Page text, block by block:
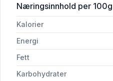
Næringsinnhold for 'Raw
per 100g
Kalorier
Energi
Fett
Karbohydrater